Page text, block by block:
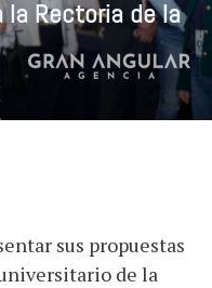
la Rectoria de la
sus propuestas
de la